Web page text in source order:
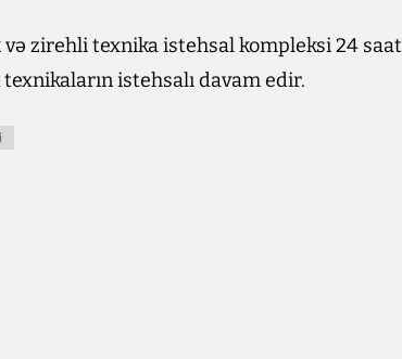
zirehli texnika istehsal kompleksi 24 saat
istehsalı davam edir.